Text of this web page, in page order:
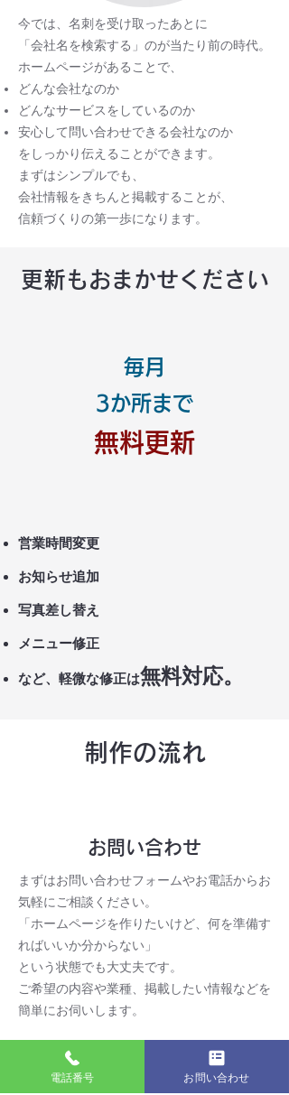
今では、名刺を受け取ったあとに
「会社名を検索する」のが当たり前の時代。
ホームページがあることで、
どんな会社なのか
どんなサービスをしているのか
安心して問い合わせできる会社なのか
をしっかり伝えることができます。
まずはシンプルでも、
会社情報をきちんと掲載することが、
信頼づくりの第一歩になります。
更新もおまかせください
毎月
3か所まで
無料更新
営業時間変更
お知らせ追加
写真差し替え
メニュー修正
など、軽微な修正は無料対応。
制作の流れ
お問い合わせ
まずはお問い合わせフォームやお電話からお
気軽にご相談ください。
「ホームページを作りたいけど、何を準備す
ればいいか分からない」
という状態でも大丈夫です。
ご希望の内容や業種、掲載したい情報などを
簡単にお伺いします。
電話番号 お問い合わせ